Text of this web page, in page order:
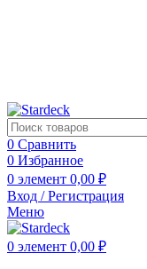
0 Сравнить
0 Избранное
0 элемент 0,00 ₽
Вход / Регистрация
Меню
0 элемент 0,00 ₽